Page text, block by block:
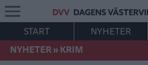
START NYHETER
NYHETER»KRIM